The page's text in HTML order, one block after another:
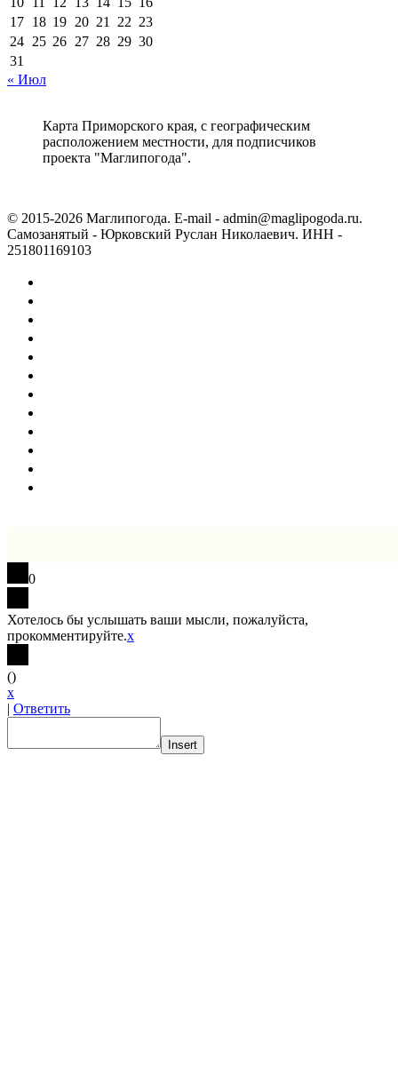
17 18 19 20 21 22 23
24 25 26 27 28 29 30
31
« Июл
Карта Приморского края, с географическим
расположением местности, для подписчиков
проекта "Маглипогода".
© 2015-2026 Маглипогода. E-mail - admin@maglipogoda.ru.
Самозанятый - Юрковский Руслан Николаевич. ИНН -
251801169103
0
Хотелось бы услышать ваши мысли, пожалуйста,
прокомментируйте.x
()
x
| Ответить
Insert